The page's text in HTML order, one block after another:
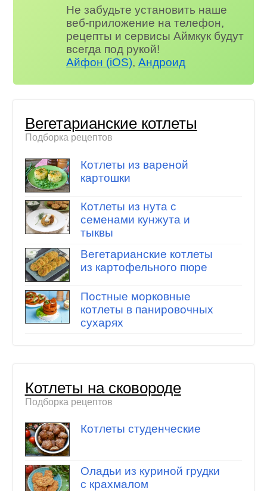
Не забудьте установить наше
веб-приложение на телефон,
рецепты и сервисы Аймкук будут
всегда под рукой!
Айфон (iOS),Андроид
Вегетарианские котлеты
Подборка рецептов
Котлеты из вареной
картошки
Котлеты из нута с
семенами кунжута и
тыквы
Вегетарианские котлеты
из картофельного пюре
Постные морковные
котлеты в панировочных
сухарях
Котлеты на сковороде
Подборка рецептов
Котлеты студенческие
Оладьи из куриной грудки
с крахмалом